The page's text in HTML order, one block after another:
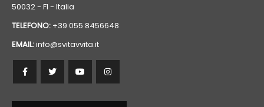
50032 - FI - Italia
TELEFONO: +39 055 8456648
EMAIL:info@svitavvita.it